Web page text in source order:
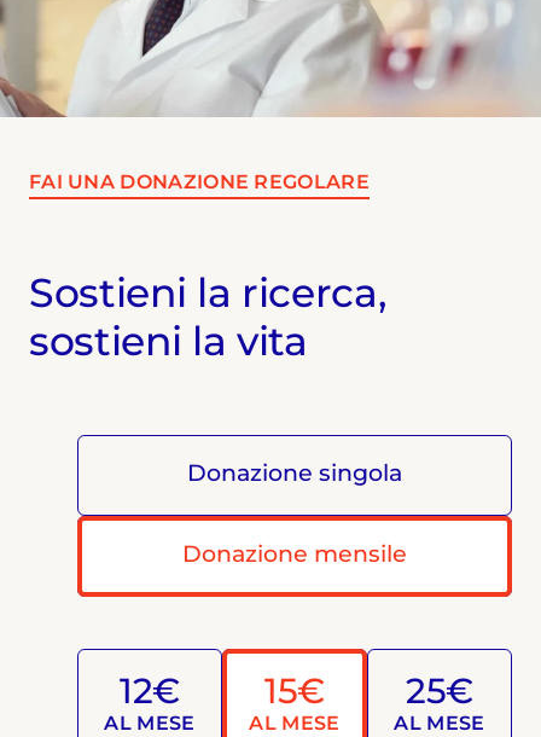
FAI UNA DONAZIONE REGOLARE
Sostieni la ricerca,
sostieni la vita
Donazione singola
Donazione mensile
12€
AL MESE
15€
AL MESE
25€
AL MESE